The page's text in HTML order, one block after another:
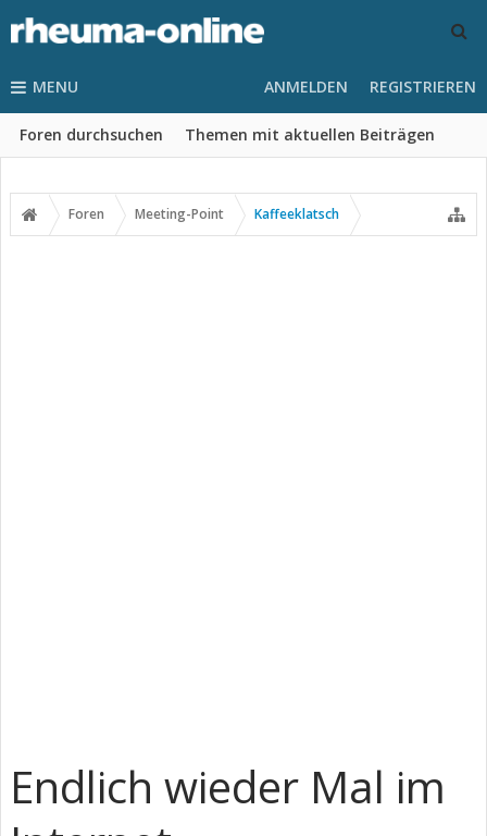
MENU
Foren durchsuchen Themen mit aktuellen Beiträgen
ANMELDEN REGISTRIEREN
Foren Meeting-Point Kaffeeklatsch
Endlich wieder Mal im